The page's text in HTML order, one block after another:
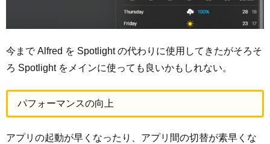
今まで Alfred を Spotlight の代わりに使用してきたがそろそ
ろ Spotlight をメインに使っても良いかもしれない。
パフォーマンスの向上
アプリの起動が早くなったり、アプリ間の切替が素早くな